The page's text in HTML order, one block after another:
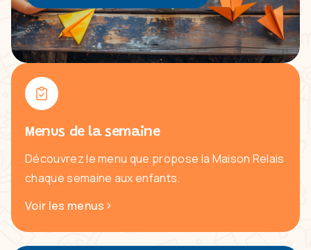
Menus de la semaine
Découvrez le menu que propose la Maison Relais
chaque semaine aux enfants.
Voir les menus